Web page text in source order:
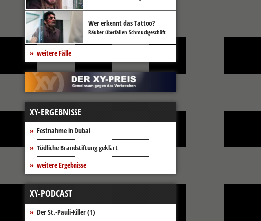
Wer erkennt das Tattoo?
Räuber überfallen Schmuckgeschäft
weitere Fälle
XY-ERGEBNISSE
Festnahme in Dubai
Tödliche Brandstiftung geklärt
weitere Ergebnisse
XY-PODCAST
Der St.-Pauli-Killer (1)